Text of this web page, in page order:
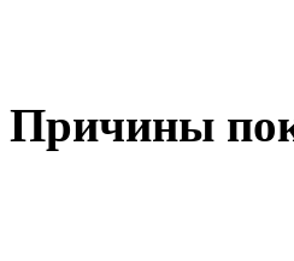
Причины